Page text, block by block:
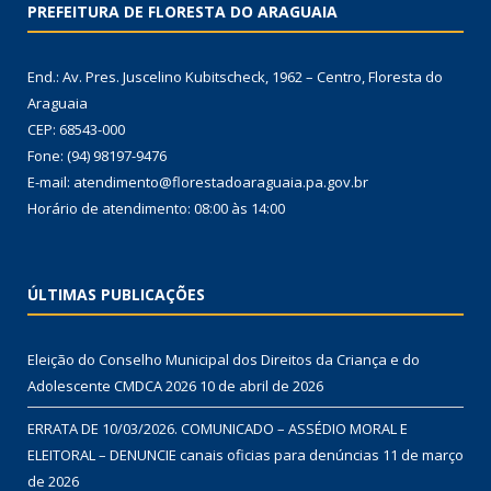
PREFEITURA DE FLORESTA DO ARAGUAIA
End.: Av. Pres. Juscelino Kubitscheck, 1962 – Centro, Floresta do
Araguaia
CEP: 68543-000
Fone: (94) 98197-9476
E-mail: atendimento@florestadoaraguaia.pa.gov.br
Horário de atendimento: 08:00 às 14:00
ÚLTIMAS PUBLICAÇÕES
Eleição do Conselho Municipal dos Direitos da Criança e do
Adolescente CMDCA 2026 10 de abril de 2026
ERRATA DE 10/03/2026. COMUNICADO – ASSÉDIO MORAL E
ELEITORAL – DENUNCIE canais oficias para denúncias 11 de março
de 2026